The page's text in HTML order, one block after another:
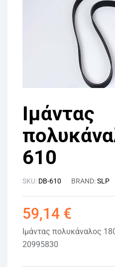
Ιμάντας
610
SKU: DB-610 BRAND:SLP
59,14 €
Ιμάντας πολυκάναλος
20995830